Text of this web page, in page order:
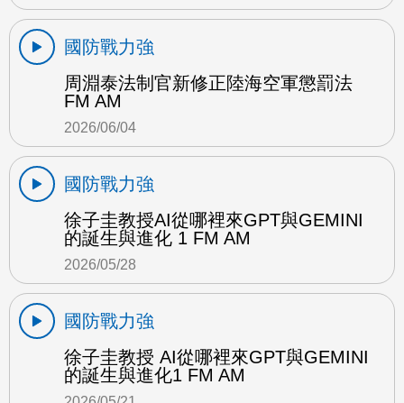
國防戰力強
周淵泰法制官新修正陸海空軍懲罰法
FM AM
2026/06/04
國防戰力強
徐子圭教授AI從哪裡來GPT與GEMINI
的誕生與進化 1 FM AM
2026/05/28
國防戰力強
徐子圭教授 AI從哪裡來GPT與GEMINI
的誕生與進化1 FM AM